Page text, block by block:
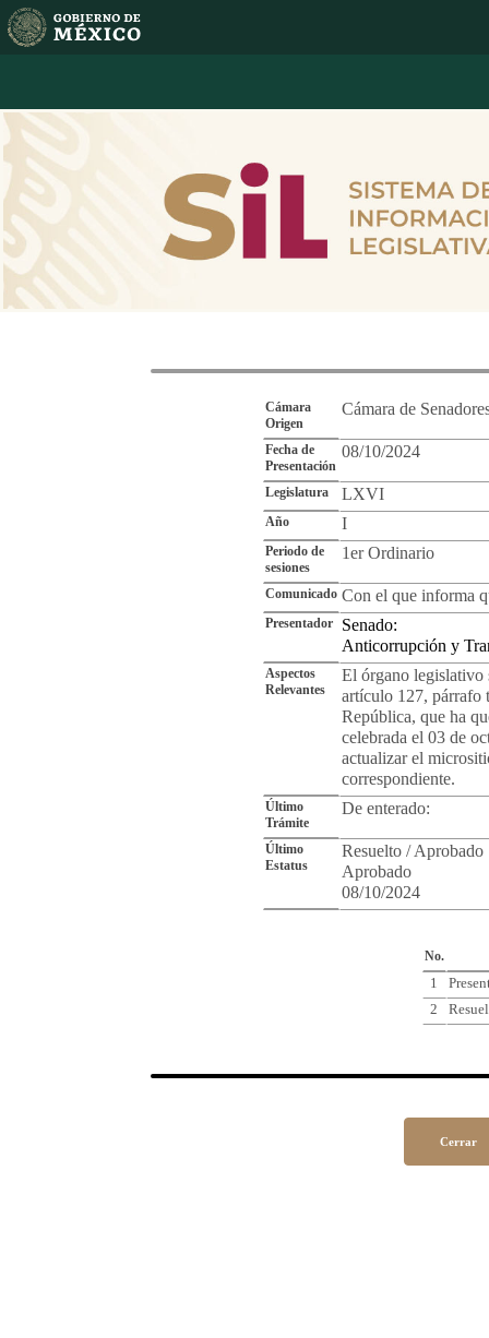
Cámara
Origen
Cámara de
Fecha de
Presentación
08/10/2024
Legislatura LXVI
Año I
Periodo de
sesiones
1er Ordinario
Comunicado Con el que informa
Presentador
Senado:
Anticorrupción y
Aspectos
Relevantes
El órgano legislativo
artículo 127, párrafo
República, que ha
celebrada el 03 de
actualizar el
correspondiente.
Último
Trámite
De enterado:
Último
Estatus
Resuelto / Aprobado
Aprobado
08/10/2024
No.
1
2
Cerrar